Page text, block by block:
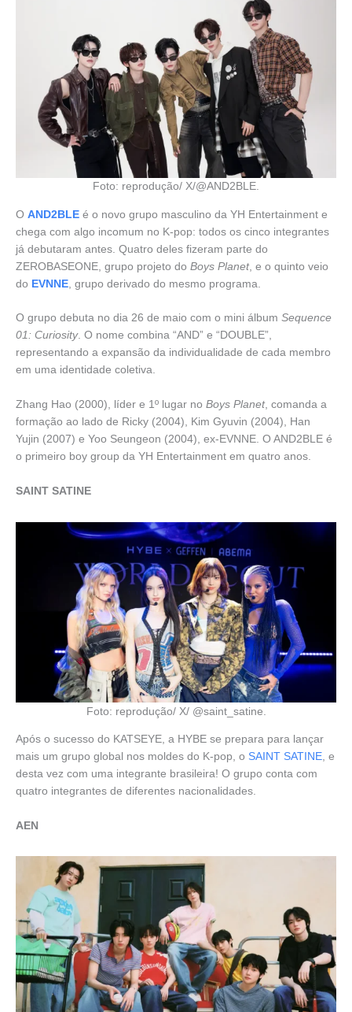
Foto: reprodução/ X/@AND2BLE.
O AND2BLE é o novo grupo masculino da YH Entertainment e
chega com algo incomum no K-pop: todos os cinco integrantes
já debutaram antes. Quatro deles fizeram parte do
ZEROBASEONE, grupo projeto do Boys Planet, e o quinto veio
do EVNNE , grupo derivado do mesmo programa.
O grupo debuta no dia 26 de maio com o mini álbum Sequence
01: Curiosity. O nome combina “AND” e “DOUBLE”,
representando a expansão da individualidade de cada membro
em uma identidade coletiva.
Zhang Hao (2000), líder e 1º lugar no Boys Planet, comanda a
formação ao lado de Ricky (2004), Kim Gyuvin (2004), Han
Yujin (2007) e Yoo Seungeon (2004), ex-EVNNE. O AND2BLE é
o primeiro boy group da YH Entertainment em quatro anos.
SAINT SATINE
Foto: reprodução/ X/ @saint_satine.
Após o sucesso do KATSEYE, a HYBE se prepara para lançar
mais um grupo global nos moldes do K-pop, o SAINT SATINE, e
desta vez com uma integrante brasileira! O grupo conta com
quatro integrantes de diferentes nacionalidades.
AEN